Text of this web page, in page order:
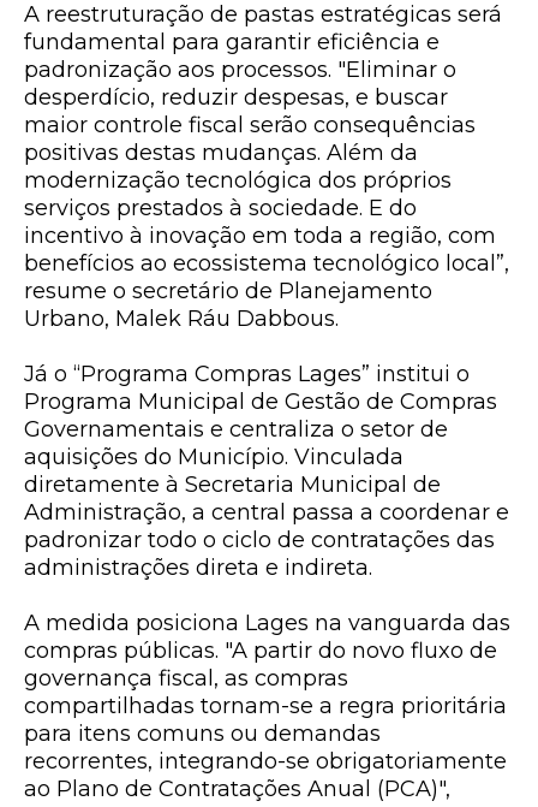
A reestruturação de pastas estratégicas será
fundamental para garantir eficiência e
padronização aos processos. "Eliminar o
desperdício, reduzir despesas, e buscar
maior controle fiscal serão consequências
positivas destas mudanças. Além da
modernização tecnológica dos próprios
serviços prestados à sociedade. E do
incentivo à inovação em toda a região, com
benefícios ao ecossistema tecnológico local”,
resume o secretário de Planejamento
Urbano, Malek Ráu Dabbous.
Já o “Programa Compras Lages” institui o
Programa Municipal de Gestão de Compras
Governamentais e centraliza o setor de
aquisições do Município. Vinculada
diretamente à Secretaria Municipal de
Administração, a central passa a coordenar e
padronizar todo o ciclo de contratações das
administrações direta e indireta.
A medida posiciona Lages na vanguarda das
compras públicas. "A partir do novo fluxo de
governança fiscal, as compras
compartilhadas tornam-se a regra prioritária
para itens comuns ou demandas
recorrentes, integrando-se obrigatoriamente
ao Plano de Contratações Anual (PCA)",